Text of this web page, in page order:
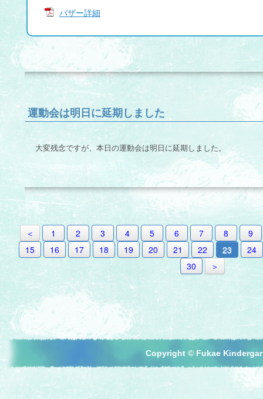
バザー詳細
運動会は明日に延期しました
大変残念ですが、本日の運動会は明日に延期しました。
＜ 1 2 3 4 5 6 7 8
9
15
16 17 18 19 20 21 22 23
24
30
＞
Copyright © Fukae